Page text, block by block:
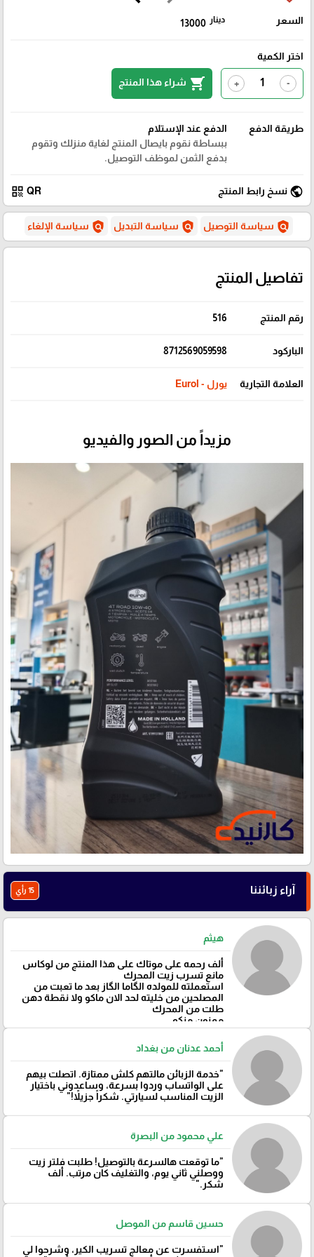
السعر 13000 دينار
اختر الكمية
-
+
shopping_cart شراء هذا المنتج
طريقة الدفع
الدفع عند الإستلام
ببساطة نقوم بايصال المنتج لغاية منزلك وتقوم
بدفع الثمن لموظف التوصيل.
public نسخ رابط المنتج QR
qr_code
policy سياسة التوصيل policy سياسة التبديل policy سياسة الإلغاء
تفاصيل المنتج
رقم المنتج 516
الباركود 8712569059598
العلامة التجارية يورل - Eurol
مزيداً من الصور والفيديو
آراء زبائننا 15 رأي
هيثم
ألف رحمه على موتاك على هذا المنتج من لوكاس
مانع تسرب زيت المحرك
استعملته للمولده الگاما الگاز بعد ما تعبت من
المصلحين من خليته لحد الان ماكو ولا نقطة دهن
طلت من المحرك
ممنون منكم
أحمد عدنان من بغداد
"خدمة الزبائن مالتهم كلش ممتازة. اتصلت بيهم
على الواتساب وردوا بسرعة، وساعدوني باختيار
الزيت المناسب لسيارتي. شكراً جزيلاً!"
علي محمود من البصرة
"ما توقعت هالسرعة بالتوصيل! طلبت فلتر زيت
ووصلني ثاني يوم، والتغليف كان مرتب. ألف
شكر."
حسين قاسم من الموصل
"استفسرت عن معالج تسريب الكير، وشرحوا لي